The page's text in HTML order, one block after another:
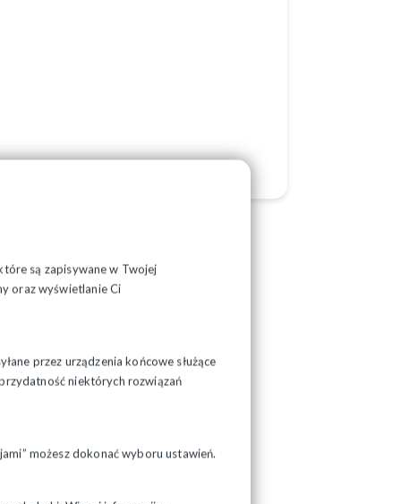
są zapisywane w Twojej
oraz wyświetlanie Ci
przez urządzenia końcowe służące
niektórych rozwiązań
możesz dokonać wyboru ustawień.